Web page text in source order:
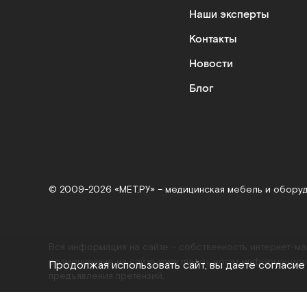
Наши эксперты
Контакты
Новости
Блог
© 2009-2026 «МЕТ.РУ» – медицинская мебель и
Вся информация на сайте – собственность
размещенные на сайтеwww.met.ru , носят
Продолжая использовать сайт, вы даете согласие